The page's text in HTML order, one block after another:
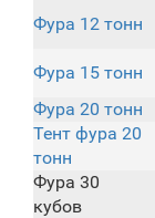
Фура 12 тонн
Фура 15 тонн
Фура 20 тонн
Тент фура 20
тонн
Фура 30
кубов